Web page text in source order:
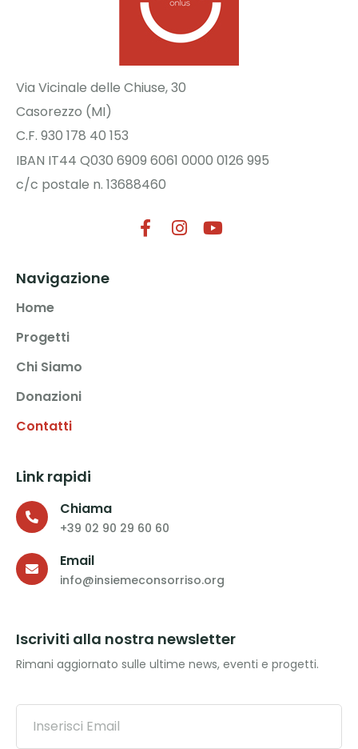
Via Vicinale delle Chiuse, 30
Casorezzo (MI)
C.F. 930 178 40 153
IBAN IT44 Q030 6909 6061 0000 0126 995
c/c postale n. 13688460
Navigazione
Home
Progetti
Chi Siamo
Donazioni
Contatti
Link rapidi
Chiama
+39 02 90 29 60 60
Email
info@insiemeconsorriso.org
Iscriviti alla nostra newsletter
Rimani aggiornato sulle ultime news, eventi e progetti.